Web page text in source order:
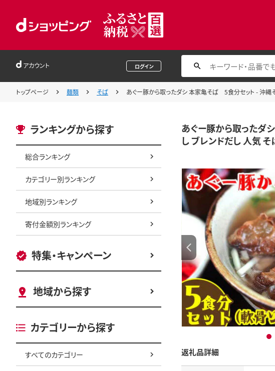
アカウント ログイン
トップページ 麺類 そば あぐー豚から取ったダシ 本家亀そば 5食分セット - 沖
ランキングから探す
総合ランキング
カテゴリー別ランキング
地域別ランキング
寄付金額別ランキング
特集・キャンペーン
地域から探す
カテゴリーから探す
すべてのカテゴリー
あぐー豚から取ったダ
し ブレンドだし 人気
1
返礼品詳細